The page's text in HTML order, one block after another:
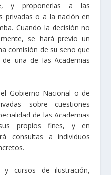
y proponerlas a las
privadas o a la nación en
Cuando la decisión no
se hará previo un
comisión de su seno que
una de las Academias
Gobierno Nacional o de
sobre cuestiones
de las Academias
propios fines, y en
consultas a individuos
y cursos de ilustración,